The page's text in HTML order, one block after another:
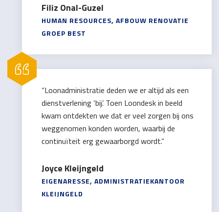
Filiz Onal-Guzel
HUMAN RESOURCES, AFBOUW RENOVATIE
GROEP BEST
“Loonadministratie deden we er altijd als een
dienstverlening ‘bij’. Toen Loondesk in beeld
kwam ontdekten we dat er veel zorgen bij ons
weggenomen konden worden, waarbij de
continuïteit erg gewaarborgd wordt.”
Joyce Kleijngeld
EIGENARESSE, ADMINISTRATIEKANTOOR
KLEIJNGELD